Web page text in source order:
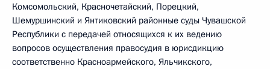
Комсомольский, Красночетайский, Порецкий,
Шемуршинский и Янтиковский районные суды Чувашской
Республики с передачей относящихся к их ведению
вопросов осуществления правосудия в юрисдикцию
соответственно Красноармейского, Яльчикского,